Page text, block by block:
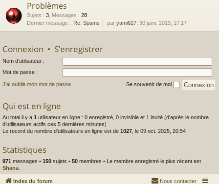
Problèmes
Sujets : 3 Messages : 28
Dernier message : Re: Spams par yami627 , 30 janv. 2013, 17:17
Connexion • S’enregistrer
Nom d’utilisateur :
Mot de passe :
J’ai oublié mon mot de passe Se souvenir de moi
Qui est en ligne
Au total il y a 1 utilisateur en ligne : 0 enregistré, 0 invisible et 1 invité (d’après le nombre
d’utilisateurs actifs ces 5 dernières minutes)
Le record du nombre d’utilisateurs en ligne est de 1027, le 09 oct. 2025, 20:54
Statistiques
971 messages • 150 sujets • 50 membres • Le membre enregistré le plus récent est
Shana.
Index du forum Nous contacter